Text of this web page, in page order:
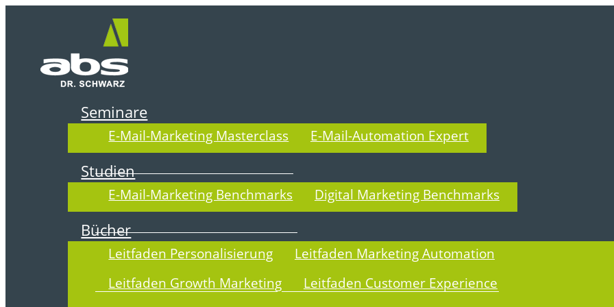
springen
Seminare
E-Mail-Marketing Masterclass E-Mail-Automation Expert
Studien
E-Mail-Marketing Benchmarks Digital Marketing Benchmarks
Bücher
Leitfaden Personalisierung
Leitfaden Marketing Automation
Leitfaden Growth Marketing
Leitfaden Customer Experience
DER ABSOLIT BLOG